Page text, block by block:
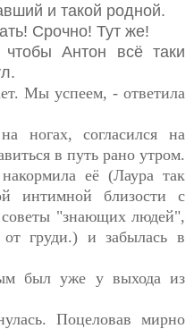
и такой родной.
Срочно! Тут же!
Антон всё таки
Мы успеем, - ответила
ногах, согласился на
в путь рано утром.
её (Лаура так
интимной близости с
"знающих людей",
груди.) и забылась в
был уже у выхода из
Поцеловав мирно